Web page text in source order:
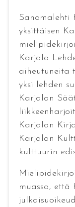
Sanomalehti
yksittäisen
Karjala
aiheutuneita
yksi lehden
Karjalan
Karjalan
Karjalan
kulttuurin
muassa, että